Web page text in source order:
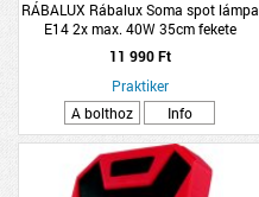
RÁBALUX Rábalux Soma spot lámpa
E14 2x max. 40W 35cm fekete
11 990 Ft
Praktiker
A bolthoz
Info